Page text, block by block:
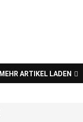
MEHR ARTIKEL LADEN